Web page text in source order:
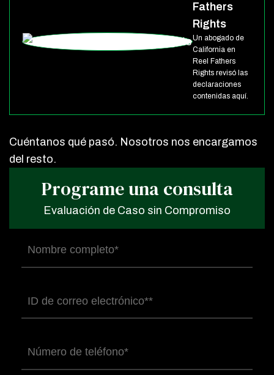
Fathers
Rights
Un abogado de
California en
Reel Fathers
Rights revisó las
declaraciones
contenidas aquí.
Cuéntanos qué pasó. Nosotros nos encargamos
del resto.
Programe una consulta
Evaluación de Caso sin Compromiso
Nombre
completo(Obligatorio)
Correo
electrónico(Obligatorio)
Número
de